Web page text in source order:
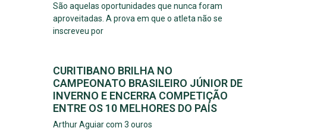
São aquelas oportunidades que nunca foram
aproveitadas. A prova em que o atleta não se
inscreveu por
CURITIBANO BRILHA NO
CAMPEONATO BRASILEIRO JÚNIOR DE
INVERNO E ENCERRA COMPETIÇÃO
ENTRE OS 10 MELHORES DO PAÍS
Arthur Aguiar com 3 ouros